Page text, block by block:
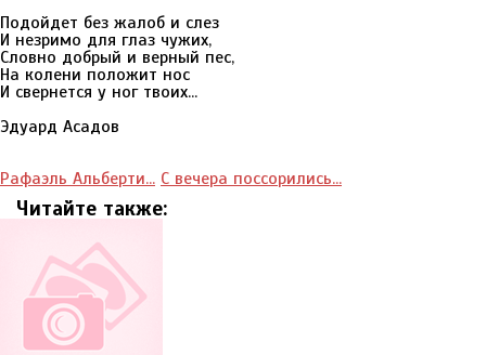
Подойдет без жалоб и слез
И незримо для глаз чужих,
Словно добрый и верный пес,
На колени положит нос
И свернется у ног твоих...
Эдуард Асадов
Рафаэль Альберти... С вечера поссорились...
Читайте также: